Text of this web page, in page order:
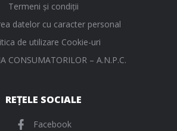
Termeni și condiții
datelor cu caracter personal
de utilizare Cookie-uri
CONSUMATORILOR – A.N.P.C.
REȚELE SOCIALE
Facebook